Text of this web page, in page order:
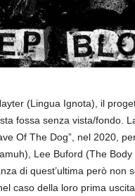
(Lingua Ignota), il
fossa senza vista/fondo.
Of The Dog”, nel 2020,
Lee Buford (The
di quest’ultima però non
caso della loro prima